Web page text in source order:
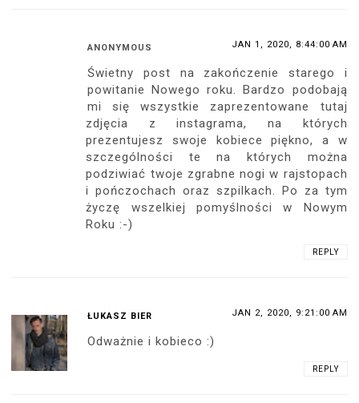
ANONYMOUS JAN 1, 2020, 8:44:00 AM
Świetny post na zakończenie starego i
powitanie Nowego roku. Bardzo podobają
mi się wszystkie zaprezentowane tutaj
zdjęcia z instagrama, na których
prezentujesz swoje kobiece piękno, a w
szczególności te na których można
podziwiać twoje zgrabne nogi w rajstopach
i pończochach oraz szpilkach. Po za tym
życzę wszelkiej pomyślności w Nowym
Roku :-)
REPLY
ŁUKASZ BIER JAN 2, 2020, 9:21:00 AM
Odważnie i kobieco :)
REPLY